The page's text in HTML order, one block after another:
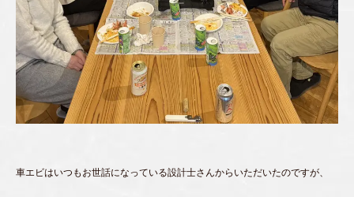
車エビはいつもお世話になっている設計士さんからいただいたのですが、